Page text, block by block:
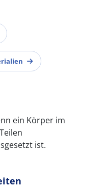
ein Körper im
ist.